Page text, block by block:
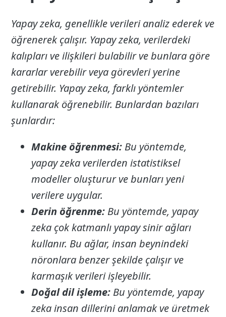
Yapay zeka, genellikle verileri analiz ederek ve
öğrenerek çalışır. Yapay zeka, verilerdeki
kalıpları ve ilişkileri bulabilir ve bunlara göre
kararlar verebilir veya görevleri yerine
getirebilir. Yapay zeka, farklı yöntemler
kullanarak öğrenebilir. Bunlardan bazıları
şunlardır:
Makine öğrenmesi: Bu yöntemde,
yapay zeka verilerden istatistiksel
modeller oluşturur ve bunları yeni
verilere uygular.
Derin öğrenme: Bu yöntemde, yapay
zeka çok katmanlı yapay sinir ağları
kullanır. Bu ağlar, insan beynindeki
nöronlara benzer şekilde çalışır ve
karmaşık verileri işleyebilir.
Doğal dil işleme: Bu yöntemde, yapay
zeka insan dillerini anlamak ve üretmek